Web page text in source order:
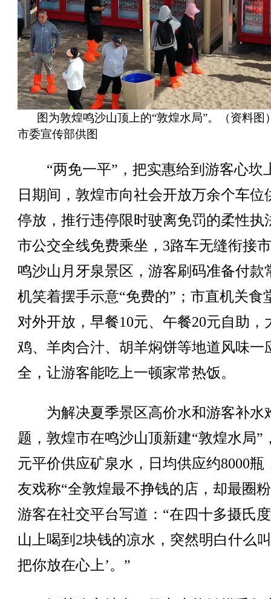
图为敦煌鸣沙山顶上的“敦煌水局”。（资料图
市委宣传部供图
“两免一平”，把实惠给到游客心坎
日期间，敦煌市向社会开放万余个车位
停放，推行违停限时驶离免罚的柔性执
市公交全线免费乘坐，3路车无缝衔接
鸣沙山月牙泉景区，游客刷码准备付款
机笑着摆手示意“免费的”；市直机关食
对外开放，早餐10元、午餐20元自助，
鸡、羊肉合汁、胡羊焖饼等地道风味一
全，让游客能吃上一顿家常热饭。
为解决夏季景区高价水和游客补水
题，敦煌市在鸣沙山顶新建“敦煌水局”
元平价供应矿泉水，日均供应约8000瓶
友戏称“全敦煌最不挣钱的店，却最圈
游客在社交平台写道：“在四十多摄氏
山上喝到2块钱的凉水，突然明白什么
把你放在心上’。”